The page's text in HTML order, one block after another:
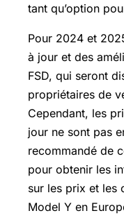
tant qu’option
Pour 2024 et
à jour et des
FSD, qui seront
propriétaires de
Cependant, les
jour ne sont pas
recommandé de
pour obtenir les
sur les prix et les
Model Y en